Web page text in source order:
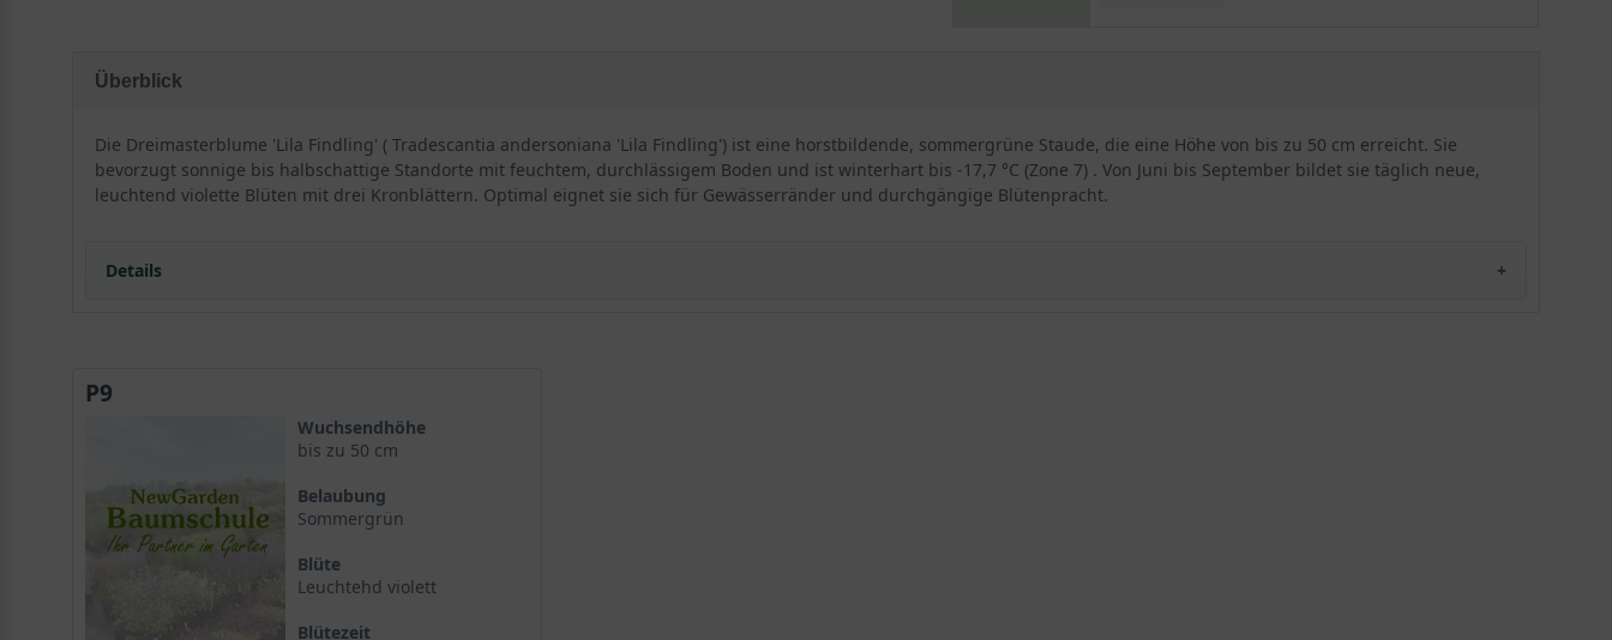
Lila Findling (Violetta)" ist ein sonniger bis
halbschattiger Standort am Gewässerrand. Aber
auch an anderen Stellen im Garten, wo die Staude
Überblick
Die Dreimasterblume 'Lila Findling' ( Tradescantia andersoniana 'Lila Findling') ist eine horstbildende, sommergrüne Staude, die eine Höhe von bis zu 50 cm erreicht. Sie
bevorzugt sonnige bis halbschattige Standorte mit feuchtem, durchlässigem Boden und ist winterhart bis -17,7 °C (Zone 7) . Von Juni bis September bildet sie täglich neue,
leuchtend violette Blüten mit drei Kronblättern. Optimal eignet sie sich für Gewässerränder und durchgängige Blütenpracht.
Details
Ein charaktervoller Horst
Der richtige Standort für Dauerblüten
Blüten und Laub der Tradescantia andersoniana
Die leuchtend violette Pracht
Lineales grünes Blattwerk
Vielfältige Verwendungsmöglichkeiten
Rabatten und Beete
P9
Wuchsendhöhe
bis zu 50 cm
Belaubung
Sommergrün
Blüte
Leuchtehd violett
Blütezeit